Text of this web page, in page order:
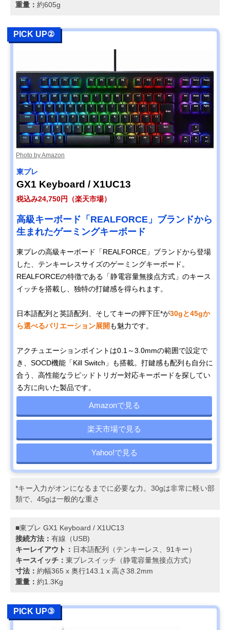
重量： 約605g
PICK UP②
Photo by Amazon
東プレ
GX1 Keyboard / X1UC13
税込み24,750円（楽天市場）
高級キーボード「REALFORCE」ブランドから
生まれたゲーミングキーボード
東プレの高級キーボード「REALFORCE」ブランドから登場
した、テンキーレスサイズのゲーミングキーボード。
REALFORCEの特徴である「静電容量無接点方式」のキース
イッチを搭載し、独特の打鍵感を得られます。
日本語配列と英語配列、そしてキーの押下圧*が30gと45gか
ら選べるバリエーション展開 も魅力です。
アクチュエーションポイントは0.1～3.0mmの範囲で設定で
き、SOCD機能「Kill Switch」も搭載。打鍵感も配列も自分に
合う、高性能なラピッドトリガー対応キーボードを探してい
る方に向いた製品です。
Amazonで見る
楽天市場で見る
Yahoo!で見る
*キー入力がオンになるまでに必要な力。30gは非常に軽い部
類で、45gは一般的な重さ
■東プレ GX1 Keyboard / X1UC13
接続方法： 有線（USB)
キーレイアウト： ⽇本語配列（テンキーレス、91キー）
キースイッチ： 東プレスイッチ（静電容量無接点方式）
寸法： 約幅365 x 奥行143.1 x 高さ38.2mm
重量： 約1.3Kg
PICK UP③